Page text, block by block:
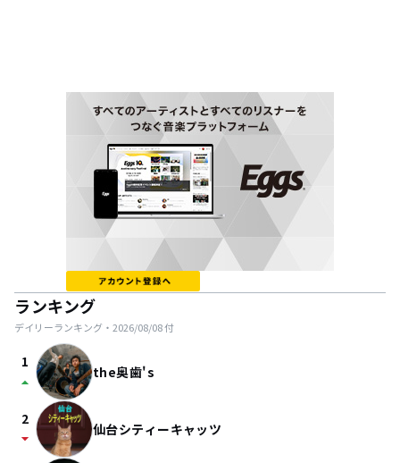
ランキング
デイリーランキング・ 2026/08/08付
1
arrow_drop_up the奥歯's
2
arrow_drop_down 仙台シティーキャッツ